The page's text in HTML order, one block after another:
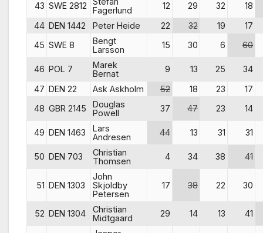
43 SWE 2812
Fagerlund
12 29 32
18
44 DEN 1442 Peter Heide 22 32 19
17
45 SWE 8
Bengt
Larsson
15 30 6 60
46 POL 7
Marek
Bernat
9 13 25
34
47 DEN 22 Ask Askholm 52 18 23
17
48 GBR 2145
Douglas
Powell
37 47 23 14
49 DEN 1463
Lars
Andresen
44 13 31 31
50 DEN 703
Christian
Thomsen
4 34 38 41
51 DEN 1303
John
Skjoldby
Petersen
17 38 22 30
52 DEN 1304
Christian
Midtgaard
29 14 13 41